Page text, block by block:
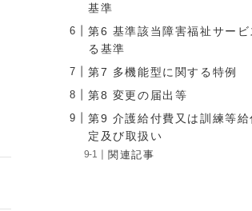
基準
第6 基準該当障害福祉サービ
る基準
第7 多機能型に関する特例
第8 変更の届出等
第9 介護給付費又は訓練等給
定及び取扱い
関連記事